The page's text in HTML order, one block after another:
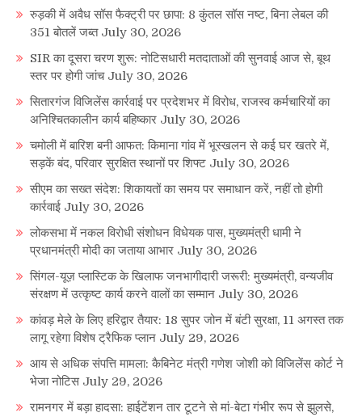
रुड़की में अवैध सॉस फैक्ट्री पर छापा: 8 कुंतल सॉस नष्ट, बिना लेबल की
351 बोतलें जब्त July 30, 2026
SIR का दूसरा चरण शुरू: नोटिसधारी मतदाताओं की सुनवाई आज से, बूथ
स्तर पर होगी जांच July 30, 2026
सितारगंज विजिलेंस कार्रवाई पर प्रदेशभर में विरोध, राजस्व कर्मचारियों का
अनिश्चितकालीन कार्य बहिष्कार July 30, 2026
चमोली में बारिश बनी आफत: किमाना गांव में भूस्खलन से कई घर खतरे में,
सड़कें बंद, परिवार सुरक्षित स्थानों पर शिफ्ट July 30, 2026
सीएम का सख्त संदेश: शिकायतों का समय पर समाधान करें, नहीं तो होगी
कार्रवाई July 30, 2026
लोकसभा में नकल विरोधी संशोधन विधेयक पास, मुख्यमंत्री धामी ने
प्रधानमंत्री मोदी का जताया आभार July 30, 2026
सिंगल-यूज़ प्लास्टिक के खिलाफ जनभागीदारी जरूरी: मुख्यमंत्री, वन्यजीव
संरक्षण में उत्कृष्ट कार्य करने वालों का सम्मान July 30, 2026
कांवड़ मेले के लिए हरिद्वार तैयार: 18 सुपर जोन में बंटी सुरक्षा, 11 अगस्त तक
लागू रहेगा विशेष ट्रैफिक प्लान July 29, 2026
आय से अधिक संपत्ति मामला: कैबिनेट मंत्री गणेश जोशी को विजिलेंस कोर्ट ने
भेजा नोटिस July 29, 2026
रामनगर में बड़ा हादसा: हाईटेंशन तार टूटने से मां-बेटा गंभीर रूप से झुलसे,